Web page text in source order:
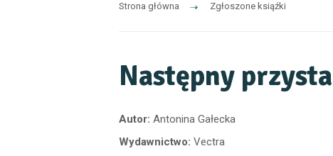
Strona główna Zgłoszone ksiąźki
Następny
Autor: Antonina Gałecka
Wydawnictwo: Vectra